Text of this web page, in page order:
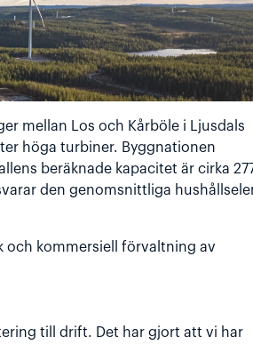
mellan Los och Kårböle i Ljusdals
höga turbiner. Byggnationen
beräknade kapacitet är cirka
den genomsnittliga
och kommersiell förvaltning av
till drift. Det har gjort att vi har